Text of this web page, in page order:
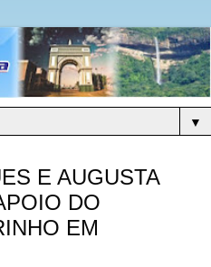
▼
E AUGUSTA
DO
EM